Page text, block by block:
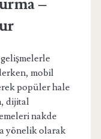
–
mobil
popüler hale
dijital
nakde
yönelik olarak